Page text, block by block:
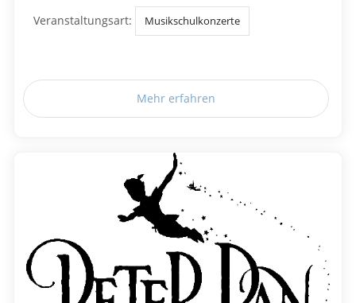
Veranstaltungsart: Musikschulkonzerte
Mehr erfahren